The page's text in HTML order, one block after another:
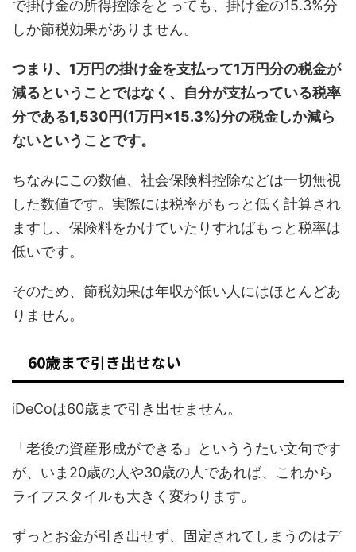
で掛け金の所得控除をとっても、掛け金の15.3%分
しか節税効果がありません。
つまり、1万円の掛け金を支払って1万円分の税金が
減るということではなく、自分が支払っている税率
分である1,530円(1万円×15.3%)分の税金しか減ら
ないということです。
ちなみにこの数値、社会保険料控除などは一切無視
した数値です。実際には税率がもっと低く計算され
ますし、保険料をかけていたりすればもっと税率は
低いです。
そのため、節税効果は年収が低い人にはほとんどあ
りません。
60歳まで引き出せない
iDeCoは60歳まで引き出せません。
「老後の資産形成ができる」といううたい文句です
が、いま20歳の人や30歳の人であれば、これから
ライフスタイルも大きく変わります。
ずっとお金が引き出せず、固定されてしまうのはデ